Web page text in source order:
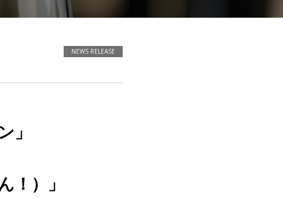
NEWS RELEASE
」
！）」